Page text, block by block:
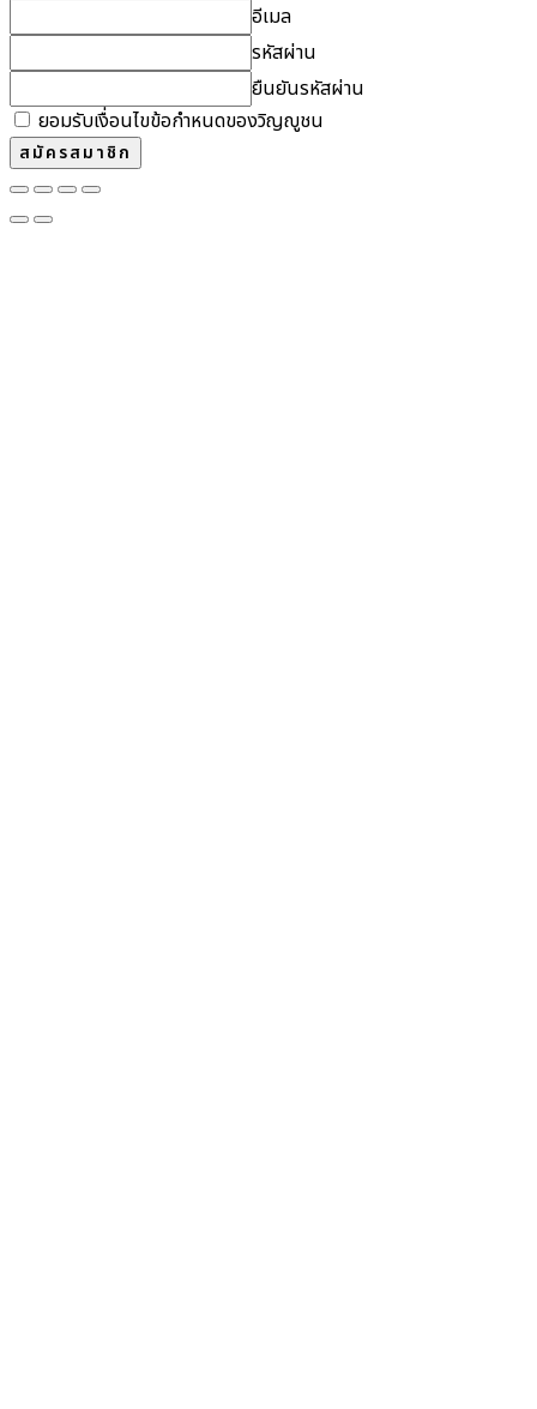
อีเมล
รหัสผ่าน
ยืนยันรหัสผ่าน
ยอมรับเงื่อนไขข้อกำหนดของวิญญูชน